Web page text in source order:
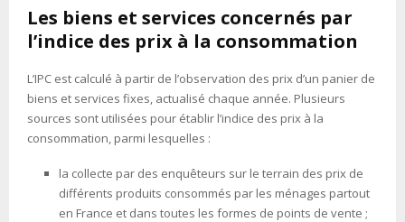
Les biens et services concernés par
l’indice des prix à la consommation
L’IPC est calculé à partir de l’observation des prix d’un panier de
biens et services fixes, actualisé chaque année. Plusieurs
sources sont utilisées pour établir l’indice des prix à la
consommation, parmi lesquelles :
la collecte par des enquêteurs sur le terrain des prix de
différents produits consommés par les ménages partout
en France et dans toutes les formes de points de vente ;